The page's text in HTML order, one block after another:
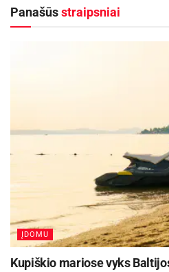
buvo pasiekusi taip pat
atrankoje užėmusia
(2:23,742). Dėl
lenkė Nikola Rozynska
Dickinson (2.26,914).
16-metė Kristina
dalyvių buvo 21-a.
Aktualios naujienos
Panašūsstraipsniai
ĮDOMU
Kupiškio mariose vyks